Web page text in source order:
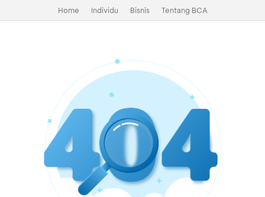
Home Individu Bisnis Tentang BCA